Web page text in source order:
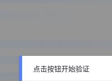
点击按钮开始验证